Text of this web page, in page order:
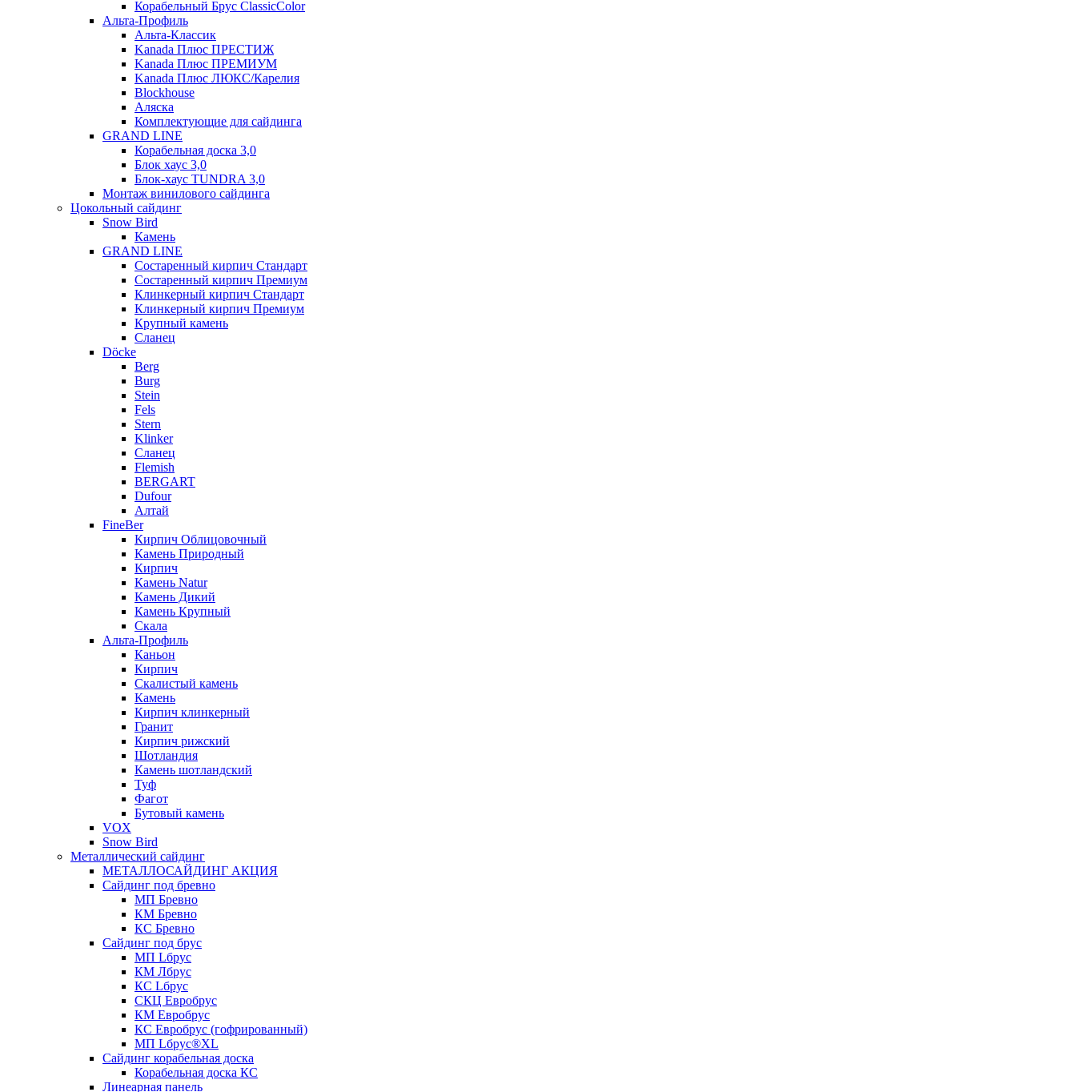
Корабельный Брус ClassicColor
Альта-Профиль
Альта-Классик
Kanada Плюс ПРЕСТИЖ
Kanada Плюс ПРЕМИУМ
Kanada Плюс ЛЮКС/Карелия
Blockhouse
Аляска
Комплектующие для сайдинга
GRAND LINE
Корабельная доска 3,0
Блок хаус 3,0
Блок-хаус TUNDRA 3,0
Монтаж винилового сайдинга
Цокольный сайдинг
Snow Bird
Камень
GRAND LINE
Состаренный кирпич Стандарт
Состаренный кирпич Премиум
Клинкерный кирпич Стандарт
Клинкерный кирпич Премиум
Крупный камень
Сланец
Döcke
Berg
Burg
Stein
Fels
Stern
Klinker
Сланец
Flemish
BERGART
Dufour
Алтай
FineBer
Кирпич Облицовочный
Камень Природный
Кирпич
Камень Natur
Камень Дикий
Камень Крупный
Скала
Альта-Профиль
Каньон
Кирпич
Скалистый камень
Камень
Кирпич клинкерный
Гранит
Кирпич рижский
Шотландия
Камень шотландский
Туф
Фагот
Бутовый камень
VOX
Snow Bird
Металлический сайдинг
МЕТАЛЛОСАЙДИНГ АКЦИЯ
Сайдинг под бревно
МП Бревно
КМ Бревно
КС Бревно
Сайдинг под брус
МП Lбрус
КМ Лбрус
КС Lбрус
СКЦ Евробрус
КМ Евробрус
КС Евробрус (гофрированный)
МП Lбрус®XL
Сайдинг корабельная доска
Корабельная доска КС
Линеарная панель